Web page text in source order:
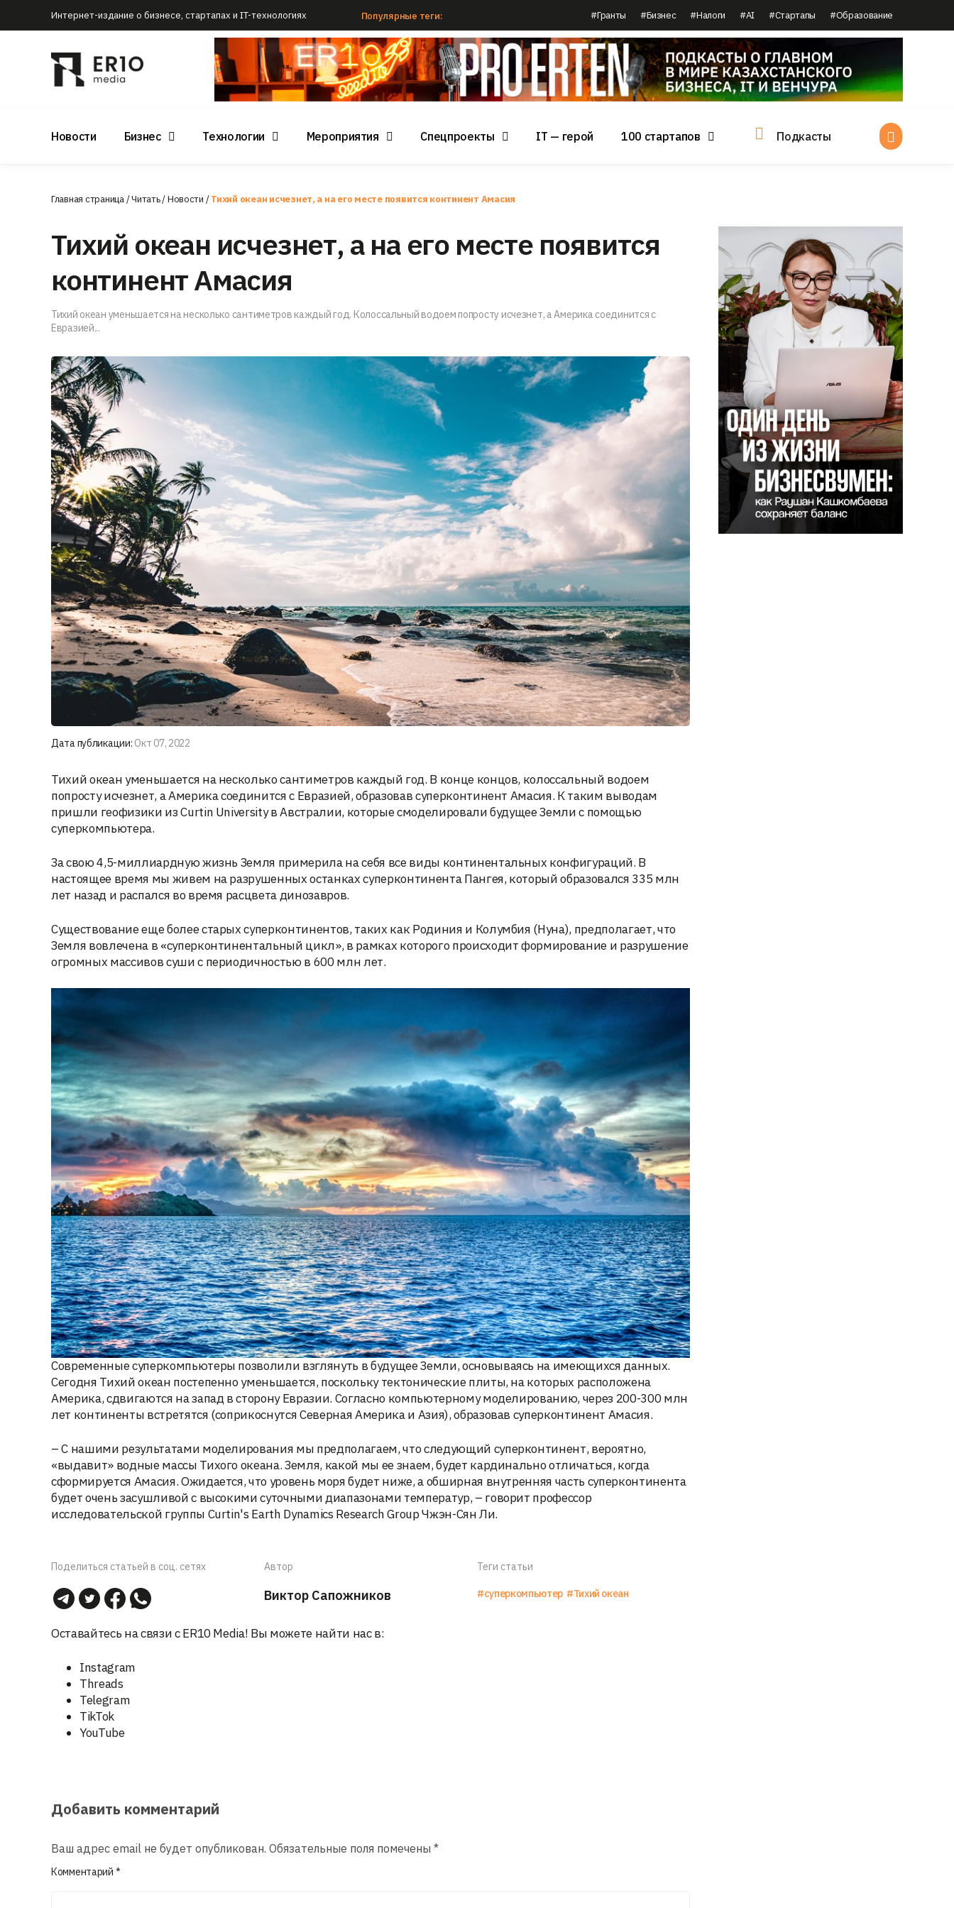
Интернет-издание о бизнесе, стартапах и IT-технологиях Популярные теги: #Гранты #Бизнес #Налоги #AI #Стартапы #Образование
Новости Бизнес Технологии Мероприятия Спецпроекты IT — герой 100 стартапов Подкасты
Главная страница/Читать/Новости /Тихий океан исчезнет, а на его месте появится континент Амасия
Тихий океан исчезнет, а на его месте появится
континент Амасия
Тихий океан уменьшается на несколько сантиметров каждый год. Колоссальный водоем попросту исчезнет, а Америка соединится с
Евразией...
Дата публикации: Окт 07, 2022
Тихий океан уменьшается на несколько сантиметров каждый год. В конце концов, колоссальный водоем
попросту исчезнет, а Америка соединится с Евразией, образовав суперконтинент Амасия. К таким выводам
пришли геофизики из Curtin University в Австралии, которые смоделировали будущее Земли с помощью
суперкомпьютера.
За свою 4,5-миллиардную жизнь Земля примерила на себя все виды континентальных конфигураций. В
настоящее время мы живем на разрушенных останках суперконтинента Пангея, который образовался 335 млн
лет назад и распался во время расцвета динозавров.
Существование еще более старых суперконтинентов, таких как Родиния и Колумбия (Нуна), предполагает, что
Земля вовлечена в «суперконтинентальный цикл», в рамках которого происходит формирование и разрушение
огромных массивов суши с периодичностью в 600 млн лет.
Современные суперкомпьютеры позволили взглянуть в будущее Земли, основываясь на имеющихся данных.
Сегодня Тихий океан постепенно уменьшается, поскольку тектонические плиты, на которых расположена
Америка, сдвигаются на запад в сторону Евразии. Согласно компьютерному моделированию, через 200-300 млн
лет континенты встретятся (соприкоснутся Северная Америка и Азия), образовав суперконтинент Амасия.
– С нашими результатами моделирования мы предполагаем, что следующий суперконтинент, вероятно,
«выдавит» водные массы Тихого океана. Земля, какой мы ее знаем, будет кардинально отличаться, когда
сформируется Амасия. Ожидается, что уровень моря будет ниже, а обширная внутренняя часть суперконтинента
будет очень засушливой с высокими суточными диапазонами температур, – говорит профессор
исследовательской группы Curtin's Earth Dynamics Research Group Чжэн-Сян Ли.
Поделиться статьей в соц. сетях Автор
Виктор Сапожников
Теги статьи
#суперкомпьютер #Тихий океан
Оставайтесь на связи с ER10 Media! Вы можете найти нас в:
Instagram
Threads
Telegram
TikTok
YouTube
Добавить комментарий
Ваш адрес email не будет опубликован. Обязательные поля помечены *
Комментарий *